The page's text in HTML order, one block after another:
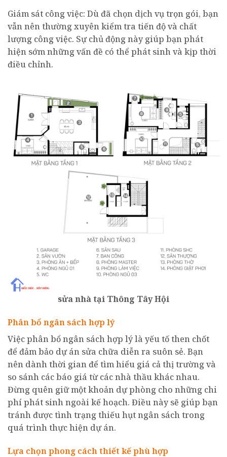
Giám sát công việc: Dù đã chọn dịch vụ trọn gói, bạn
vẫn nên thường xuyên kiểm tra tiến độ và chất
lượng công việc. Sự chủ động này giúp bạn phát
hiện sớm những vấn đề có thể phát sinh và kịp thời
điều chỉnh.
sửa nhà tại Thông Tây Hội
Phân bổ ngân sách hợp lý
Việc phân bổ ngân sách hợp lý là yếu tố then chốt
để đảm bảo dự án sửa chữa diễn ra suôn sẻ. Bạn
nên dành thời gian để tìm hiểu giá cả thị trường và
so sánh các báo giá từ các nhà thầu khác nhau.
Đừng quên giữ một khoản dự phòng cho những chi
phí phát sinh ngoài kế hoạch. Điều này sẽ giúp bạn
tránh được tình trạng thiếu hụt ngân sách trong
quá trình thực hiện dự án.
Lựa chọn phong cách thiết kế phù hợp